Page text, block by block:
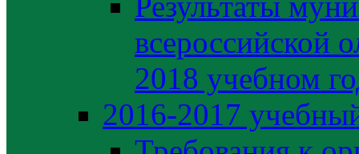
всероссийской
2018 учебном
2016-2017